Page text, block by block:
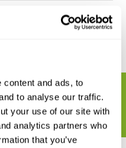
content and ads, to
to analyse our traffic.
your use of our site with
analytics partners who
that you’ve